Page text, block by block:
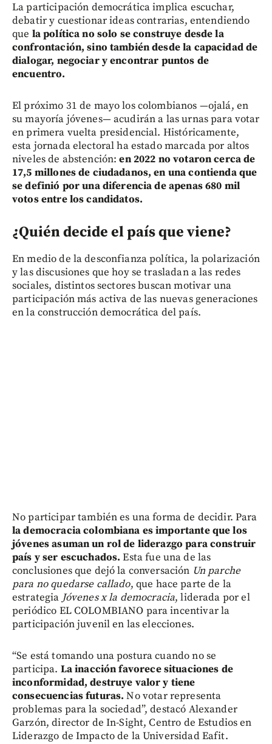
La participación democrática implica escuchar,
debatir y cuestionar ideas contrarias, entendiendo
que la política no solo se construye desde la
confrontación, sino también desde la capacidad de
dialogar, negociar y encontrar puntos de
encuentro.
El próximo 31 de mayo los colombianos —ojalá, en
su mayoría jóvenes— acudirán a las urnas para votar
en primera vuelta presidencial. Históricamente,
esta jornada electoral ha estado marcada por altos
niveles de abstención:en 2022 no votaron cerca de
17,5 millones de ciudadanos, en una contienda que
se definió por una diferencia de apenas 680 mil
votos entre los candidatos.
¿Quién decide el país que viene?
En medio de la desconfianza política, la polarización
y las discusiones que hoy se trasladan a las redes
sociales, distintos sectores buscan motivar una
participación más activa de las nuevas generaciones
en la construcción democrática del país.
No participar también es una forma de decidir. Para
la democracia colombiana es importante que los
jóvenes asuman un rol de liderazgo para construir
país y ser escuchados.Esta fue una de las
conclusiones que dejó la conversación Un parche
para no quedarse callado, que hace parte de la
estrategia Jóvenes x la democracia, liderada por el
periódico EL COLOMBIANO para incentivar la
participación juvenil en las elecciones.
“Se está tomando una postura cuando no se
participa. La inacción favorece situaciones de
inconformidad, destruye valor y tiene
consecuencias futuras. No votar representa
problemas para la sociedad”, destacó Alexander
Garzón, director de In-Sight, Centro de Estudios en
Liderazgo de Impacto de la Universidad Eafit.